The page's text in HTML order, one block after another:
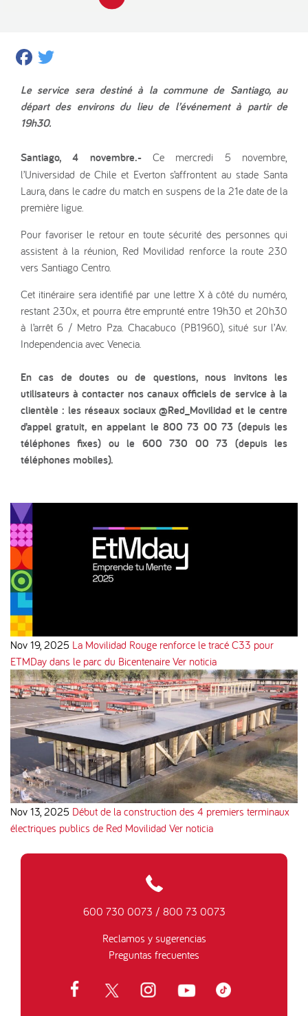
Facebook
Le service sera destiné à la commune de Santiago, au
départ des environs du lieu de l’événement à partir de
19h30.
Santiago, 4 novembre.- Ce mercredi 5 novembre,
l’Universidad de Chile et Everton s’affrontent au stade Santa
Laura, dans le cadre du match en suspens de la 21e date de la
première ligue.
Pour favoriser le retour en toute sécurité des personnes qui
assistent à la réunion, Red Movilidad renforce la route 230
vers Santiago Centro.
Cet itinéraire sera identifié par une lettre X à côté du numéro,
restant 230x, et pourra être emprunté entre 19h30 et 20h30
à l’arrêt 6 / Metro Pza. Chacabuco (PB1960), situé sur l’Av.
Independencia avec Venecia.
En cas de doutes ou de questions, nous invitons les
utilisateurs à contacter nos canaux officiels de service à la
clientèle : les réseaux sociaux @Red_Movilidad et le centre
d’appel gratuit, en appelant le 800 73 00 73 (depuis les
téléphones fixes) ou le 600 730 00 73 (depuis les
téléphones mobiles).
Nov 19, 2025 La Movilidad Rouge renforce le tracé C33 pour
ETMDay dans le parc du Bicentenaire Ver noticia
Nov 13, 2025 Début de la construction des 4 premiers terminaux
électriques publics de Red Movilidad Ver noticia
600 730 0073 / 800 73 0073
Reclamos y sugerencias
Preguntas frecuentes